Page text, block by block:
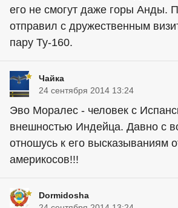
его не смогут даже горы Анды.
отправил с дружественным
пару Ту-160.
Чайка
24 сентября 2014 13:24
Эво Моралес - человек с
внешностью Индейца. Давно с
отношусь к его высказываниям
америкосов!!!
Dormidosha